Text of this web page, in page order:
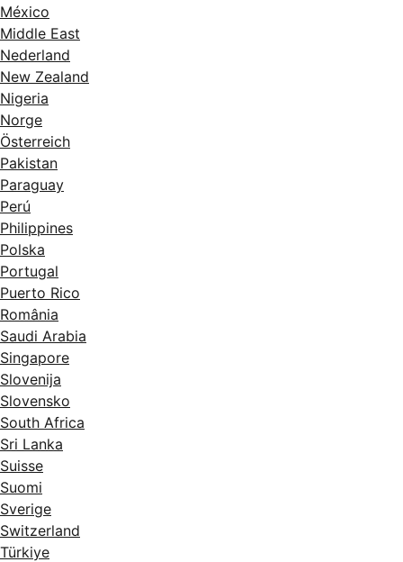
México
Middle East
Nederland
New Zealand
Nigeria
Norge
Österreich
Pakistan
Paraguay
Perú
Philippines
Polska
Portugal
Puerto Rico
România
Saudi Arabia
Singapore
Slovenija
Slovensko
South Africa
Sri Lanka
Suisse
Suomi
Sverige
Switzerland
Türkiye